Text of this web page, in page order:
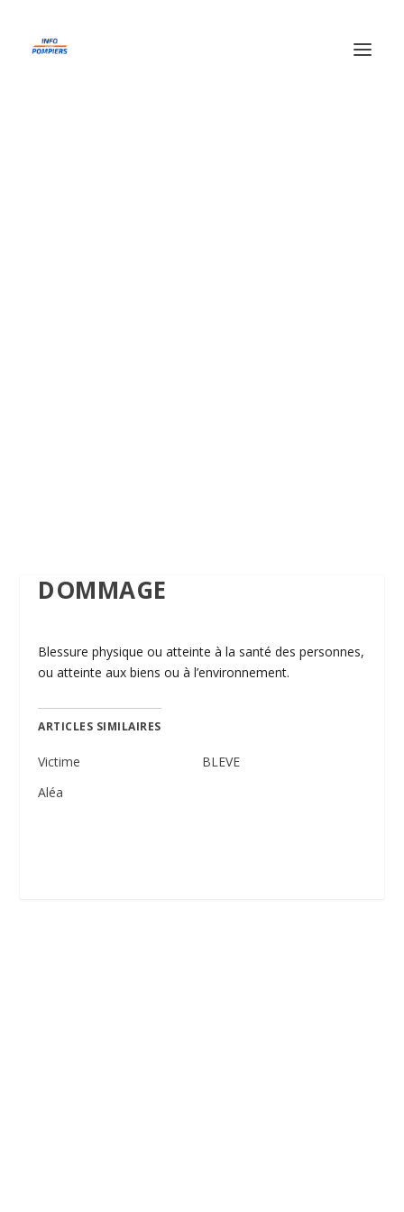
DOMMAGE
Blessure physique ou atteinte à la santé des personnes,
ou atteinte aux biens ou à l’environnement.
ARTICLES SIMILAIRES
Victime
BLEVE
Aléa